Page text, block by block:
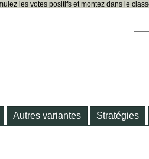
les votes positifs et montez dans le
Autres variantes Stratégies